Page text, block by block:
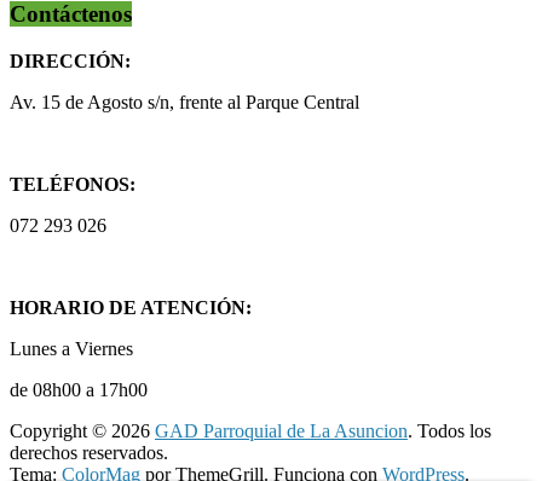
Contáctenos
DIRECCIÓN:
Av. 15 de Agosto s/n, frente al Parque Central
TELÉFONOS:
072 293 026
HORARIO DE ATENCIÓN:
Lunes a Viernes
de 08h00 a 17h00
Copyright © 2026 GAD Parroquial de La Asuncion. Todos los
derechos reservados.
Tema: ColorMag por ThemeGrill. Funciona con WordPress.